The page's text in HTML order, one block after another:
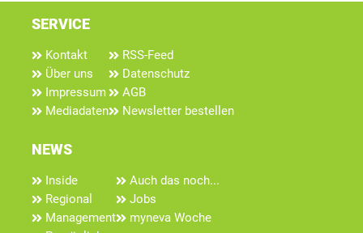
SERVICE
Kontakt
Über uns
Impressum
Mediadaten
RSS-Feed
Datenschutz
AGB
Newsletter bestellen
NEWS
Inside
Regional
Management
Auch das noch...
Jobs
myneva Woche